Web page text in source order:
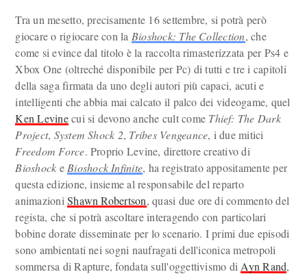
Tra un mesetto, precisamente 16 settembre, si potrà però
giocare o rigiocare con la Bioshock: The Collection, che
come si evince dal titolo è la raccolta rimasterizzata per Ps4 e
Xbox One (oltreché disponibile per Pc) di tutti e tre i capitoli
della saga firmata da uno degli autori più capaci, acuti e
intelligenti che abbia mai calcato il palco dei videogame, quel
Ken Levinecui si devono anche cult come Thief: The Dark
Project, System Shock 2, Tribes Vengeance, i due mitici
Freedom Force. Proprio Levine, direttore creativo di
Bioshock e Bioshock Infinite, ha registrato appositamente per
questa edizione, insieme al responsabile del reparto
animazioniShawn Robertson, quasi due ore di commento del
regista, che si potrà ascoltare interagendo con particolari
bobine dorate disseminate per lo scenario. I primi due episodi
sono ambientati nei sogni naufragati dell'iconica metropoli
sommersa di Rapture, fondata sull'oggettivismo di Ayn Rand,